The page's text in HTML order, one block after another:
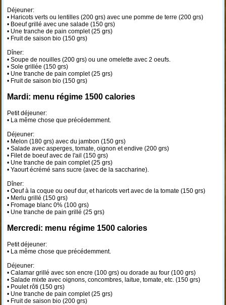
Déjeuner:
• Haricots verts ou lentilles (200 grs) avec une pomme de terre (200 grs)
• Boeuf grillé avec une salade (150 grs)
• Une tranche de pain complet (25 grs)
• Fruit de saison bio (150 grs)
Dîner:
• Soupe de nouilles (200 grs) ou une omelette avec 2 oeufs.
• Sole grillée (150 grs)
• Une tranche de pain complet (25 grs)
• Fruit de saison bio (150 grs)
Mardi: menu régime 1500 calories
Petit déjeuner:
• La même chose que précédemment.
Déjeuner:
• Melon (180 grs) avec du jambon (150 grs)
• Salade avec asperges, tomate, oignon et endive (200 grs)
• Filet de boeuf avec de l'ail (150 grs)
• Une tranche de pain complet (25 grs)
• Yaourt écrémé sans sucre (avec de la saccharine).
Dîner:
• Oeuf à la coque ou oeuf dur, et haricots vert avec de la tomate (150 grs)
• Merlu grillé (150 grs)
• Fromage blanc 0% (100 grs)
• Une tranche de pain grillé (25 grs)
Mercredi: menu régime 1500 calories
Petit déjeuner:
• La même chose que précédemment.
Déjeuner:
• Calamar grillé avec son encre (100 grs) ou dorade au four (100 grs)
• Salade mixte avec oignons, concombres, laitue, tomate, etc. (150 grs)
• Poulet rôti (150 grs)
• Une tranche de pain complet (25 grs)
• Fruit de saison bio (200 grs)